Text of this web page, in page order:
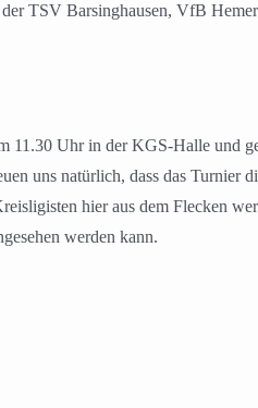
TSV Barsinghausen, VfB
11.30 Uhr in der KGS-Halle und
uns natürlich, dass das Turnier
hier aus dem Flecken
werden kann.